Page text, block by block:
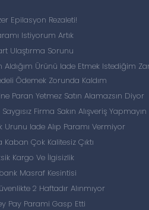
Epilasyon Rezaleti!
Istiyorum Artık
Ulaştırma Sorunu
Ürünü Iade Etmek Istediğim
Ödemek Zorunda Kaldım
Paran Yetmez Satın Alamazsın Diyor
Firma Sakın Alışveriş Yapmayın
Urunu Iade Alıp Paramı Vermiyor
Çok Kalitesiz Çıktı
Kargo Ve İlgisizlik
Masraf Kesintisi
2 Haftadır Alınmıyor
Pay Parami Gasp Etti